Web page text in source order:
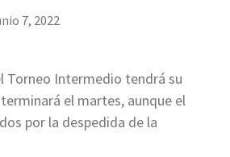
7, 2022
Torneo Intermedio tendrá su
el martes, aunque el
por la despedida de la